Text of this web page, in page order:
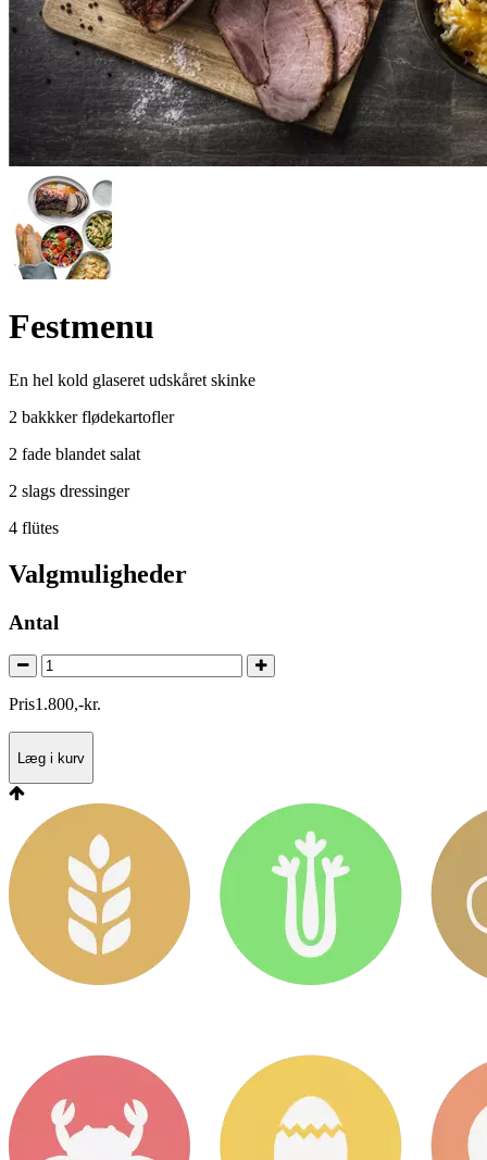
Festmenu
En hel kold glaseret udskåret skinke
2 bakkker flødekartofler
2 fade blandet salat
2 slags dressinger
4 flütes
Valgmuligheder
Antal
Pris1.800,-kr.
Læg i kurv